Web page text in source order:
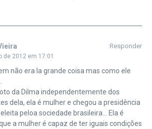
de 2012 em 17:01
Responder
não era la grande coisa mas como ele
da Dilma independentemente dos
dela, ela é mulher e chegou a presidência
peloa sociedade brasileira… Ela é
a mulher é capaz de ter iguais condições